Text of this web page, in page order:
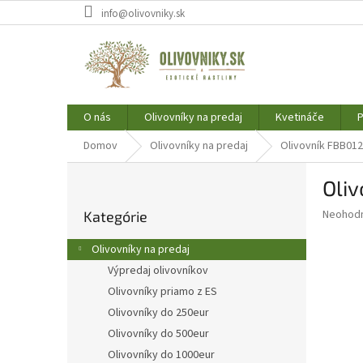
na
info@olivovniky.sk
O nás Olivovníky na predaj Kvetináče
Domov
Olivovníky na predaj Olivovník FBB012
ý
p
kategórie
Kategórie
Olivovníky na predaj
Výpredaj olivovníkov
Olivovníky priamo z ES
Olivovníky do 250eur
Olivovníky do 500eur
Olivovníky do 1000eur